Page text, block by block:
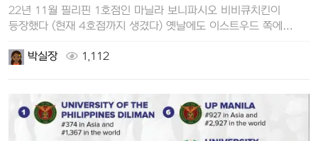
22년 11월 필리핀 1호점인 마닐라 보니파시오 비비큐치킨이
등장했다 (현재 4호점까지 생겼다) 옛날에도 이스트우드 쪽에
박실장
1,112